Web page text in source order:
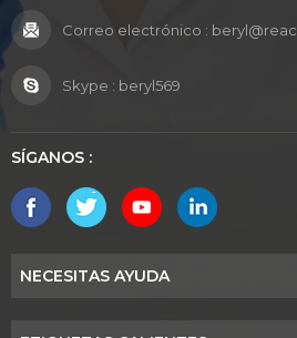
Correo electrónico :
Skype : beryl569
SÍGANOS :
NECESITAS AYUDA